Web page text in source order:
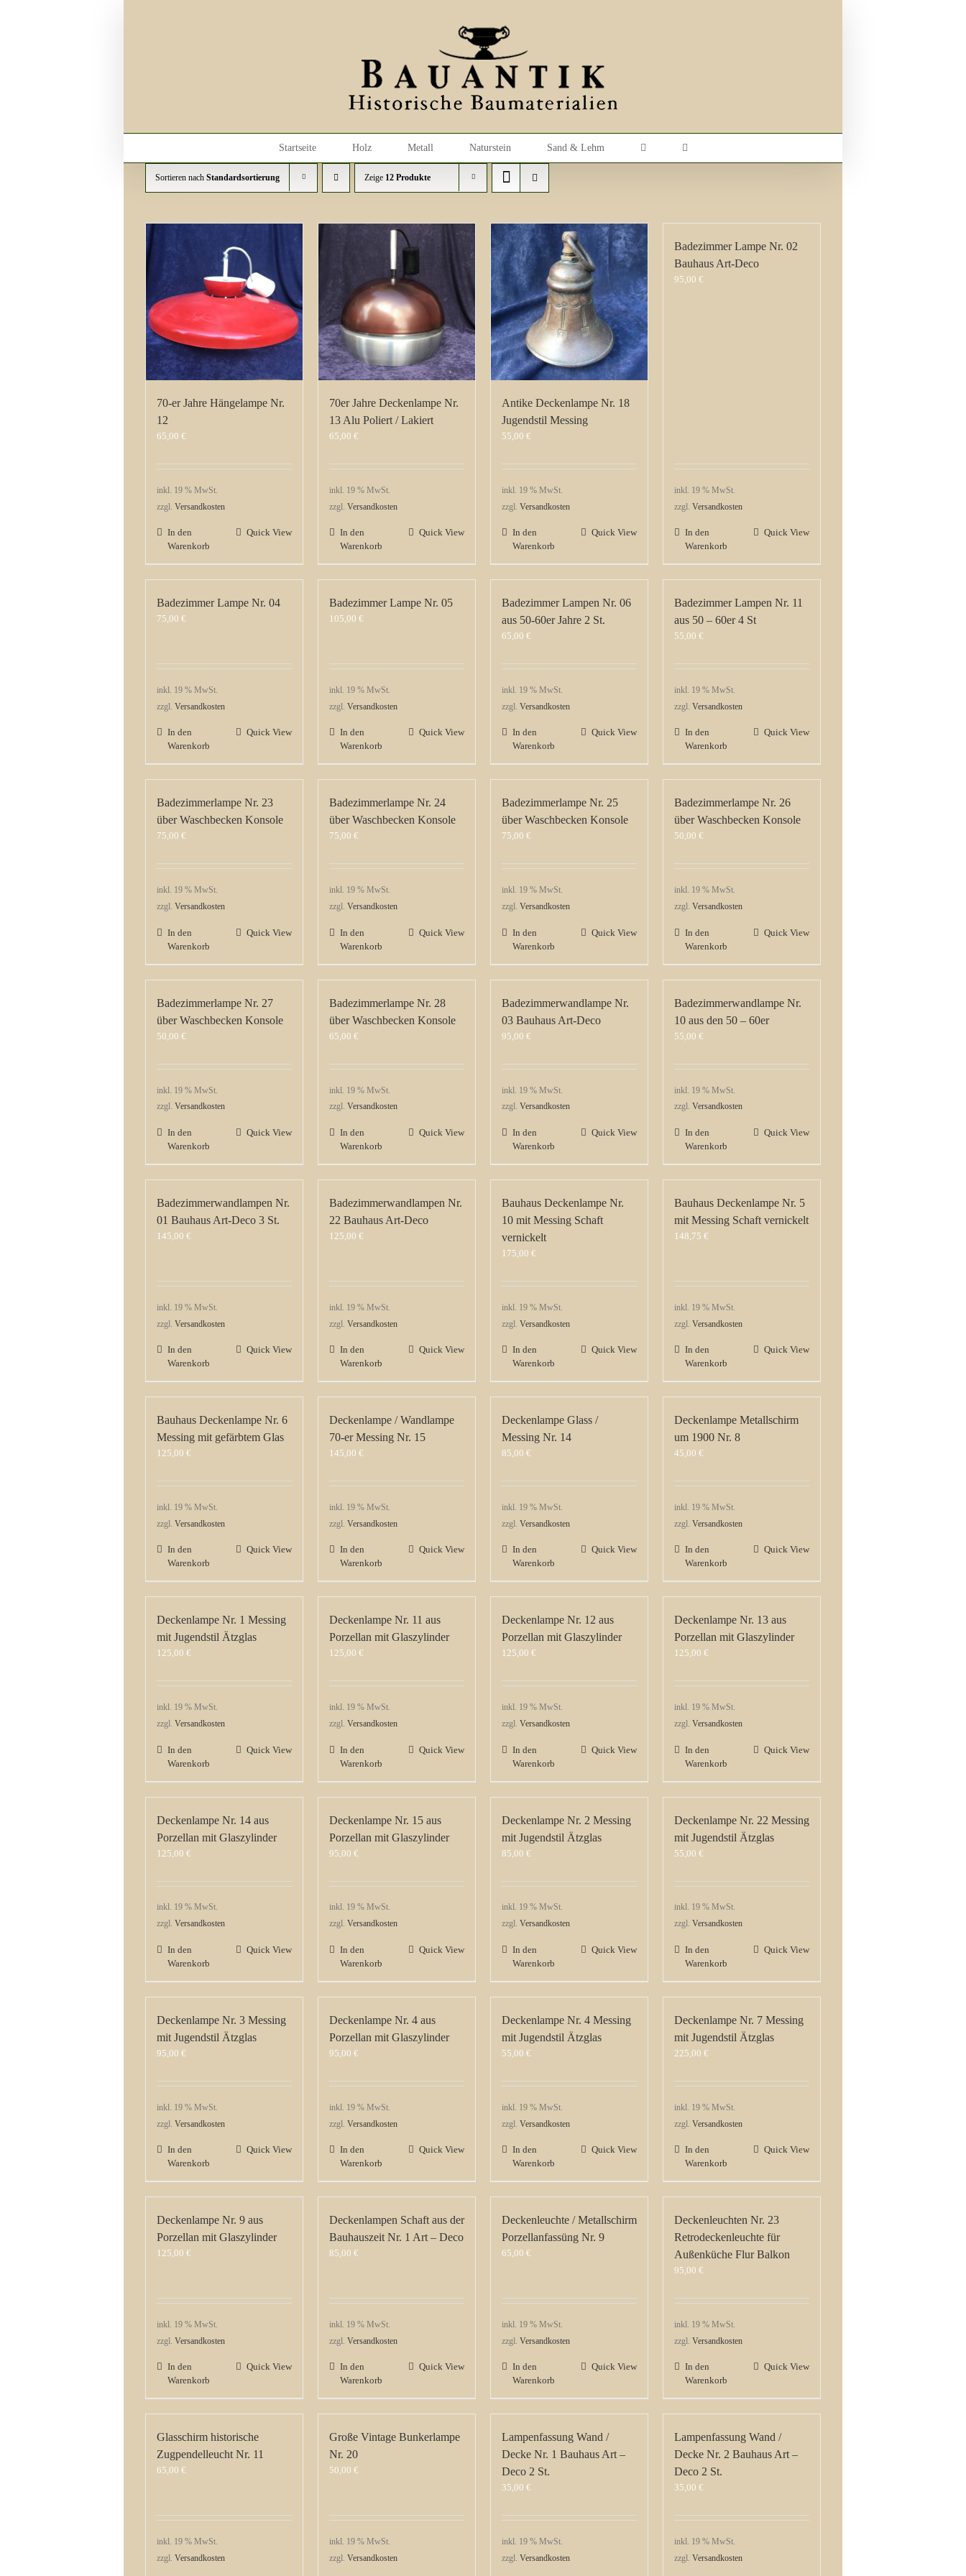
Startseite Holz Metall Naturstein Sand & Lehm
Sortieren nach Standardsortierung Zeige 12 Produkte
70-er Jahre Hängelampe Nr.
12
65,00 €
inkl. 19 % MwSt.
zzgl. Versandkosten
In den
Warenkorb
Quick View
70er Jahre Deckenlampe Nr.
13 Alu Poliert / Lakiert
65,00 €
inkl. 19 % MwSt.
zzgl. Versandkosten
In den
Warenkorb
Quick View
Antike Deckenlampe Nr. 18
Jugendstil Messing
55,00 €
inkl. 19 % MwSt.
zzgl. Versandkosten
In den
Warenkorb
Quick View
Badezimmer Lampe Nr. 02
Bauhaus Art-Deco
95,00 €
inkl. 19 % MwSt.
zzgl. Versandkosten
In den
Warenkorb
Quick View
Badezimmer Lampe Nr. 04
75,00 €
inkl. 19 % MwSt.
zzgl. Versandkosten
In den
Warenkorb
Quick View
Badezimmer Lampe Nr. 05
105,00 €
inkl. 19 % MwSt.
zzgl. Versandkosten
In den
Warenkorb
Quick View
Badezimmer Lampen Nr. 06
aus 50-60er Jahre 2 St.
65,00 €
inkl. 19 % MwSt.
zzgl. Versandkosten
In den
Warenkorb
Quick View
Badezimmer Lampen Nr. 11
aus 50 – 60er 4 St
55,00 €
inkl. 19 % MwSt.
zzgl. Versandkosten
In den
Warenkorb
Quick View
Badezimmerlampe Nr. 23
über Waschbecken Konsole
75,00 €
inkl. 19 % MwSt.
zzgl. Versandkosten
In den
Warenkorb
Quick View
Badezimmerlampe Nr. 24
über Waschbecken Konsole
75,00 €
inkl. 19 % MwSt.
zzgl. Versandkosten
In den
Warenkorb
Quick View
Badezimmerlampe Nr. 25
über Waschbecken Konsole
75,00 €
inkl. 19 % MwSt.
zzgl. Versandkosten
In den
Warenkorb
Quick View
Badezimmerlampe Nr. 26
über Waschbecken Konsole
50,00 €
inkl. 19 % MwSt.
zzgl. Versandkosten
In den
Warenkorb
Quick View
Badezimmerlampe Nr. 27
über Waschbecken Konsole
50,00 €
inkl. 19 % MwSt.
zzgl. Versandkosten
In den
Warenkorb
Quick View
Badezimmerlampe Nr. 28
über Waschbecken Konsole
65,00 €
inkl. 19 % MwSt.
zzgl. Versandkosten
In den
Warenkorb
Quick View
Badezimmerwandlampe Nr.
03 Bauhaus Art-Deco
95,00 €
inkl. 19 % MwSt.
zzgl. Versandkosten
In den
Warenkorb
Quick View
Badezimmerwandlampe Nr.
10 aus den 50 – 60er
55,00 €
inkl. 19 % MwSt.
zzgl. Versandkosten
In den
Warenkorb
Quick View
Badezimmerwandlampen Nr.
01 Bauhaus Art-Deco 3 St.
145,00 €
inkl. 19 % MwSt.
zzgl. Versandkosten
In den
Warenkorb
Quick View
Badezimmerwandlampen Nr.
22 Bauhaus Art-Deco
125,00 €
inkl. 19 % MwSt.
zzgl. Versandkosten
In den
Warenkorb
Quick View
Bauhaus Deckenlampe Nr.
10 mit Messing Schaft
vernickelt
175,00 €
inkl. 19 % MwSt.
zzgl. Versandkosten
In den
Warenkorb
Quick View
Bauhaus Deckenlampe Nr. 5
mit Messing Schaft vernickelt
148,75 €
inkl. 19 % MwSt.
zzgl. Versandkosten
In den
Warenkorb
Quick View
Bauhaus Deckenlampe Nr. 6
Messing mit gefärbtem Glas
125,00 €
inkl. 19 % MwSt.
zzgl. Versandkosten
In den
Warenkorb
Quick View
Deckenlampe / Wandlampe
70-er Messing Nr. 15
145,00 €
inkl. 19 % MwSt.
zzgl. Versandkosten
In den
Warenkorb
Quick View
Deckenlampe Glass /
Messing Nr. 14
85,00 €
inkl. 19 % MwSt.
zzgl. Versandkosten
In den
Warenkorb
Quick View
Deckenlampe Metallschirm
um 1900 Nr. 8
45,00 €
inkl. 19 % MwSt.
zzgl. Versandkosten
In den
Warenkorb
Quick View
Deckenlampe Nr. 1 Messing
mit Jugendstil Ätzglas
125,00 €
inkl. 19 % MwSt.
zzgl. Versandkosten
In den
Warenkorb
Quick View
Deckenlampe Nr. 11 aus
Porzellan mit Glaszylinder
125,00 €
inkl. 19 % MwSt.
zzgl. Versandkosten
In den
Warenkorb
Quick View
Deckenlampe Nr. 12 aus
Porzellan mit Glaszylinder
125,00 €
inkl. 19 % MwSt.
zzgl. Versandkosten
In den
Warenkorb
Quick View
Deckenlampe Nr. 13 aus
Porzellan mit Glaszylinder
125,00 €
inkl. 19 % MwSt.
zzgl. Versandkosten
In den
Warenkorb
Quick View
Deckenlampe Nr. 14 aus
Porzellan mit Glaszylinder
125,00 €
inkl. 19 % MwSt.
zzgl. Versandkosten
In den
Warenkorb
Quick View
Deckenlampe Nr. 15 aus
Porzellan mit Glaszylinder
95,00 €
inkl. 19 % MwSt.
zzgl. Versandkosten
In den
Warenkorb
Quick View
Deckenlampe Nr. 2 Messing
mit Jugendstil Ätzglas
85,00 €
inkl. 19 % MwSt.
zzgl. Versandkosten
In den
Warenkorb
Quick View
Deckenlampe Nr. 22 Messing
mit Jugendstil Ätzglas
55,00 €
inkl. 19 % MwSt.
zzgl. Versandkosten
In den
Warenkorb
Quick View
Deckenlampe Nr. 3 Messing
mit Jugendstil Ätzglas
95,00 €
inkl. 19 % MwSt.
zzgl. Versandkosten
In den
Warenkorb
Quick View
Deckenlampe Nr. 4 aus
Porzellan mit Glaszylinder
95,00 €
inkl. 19 % MwSt.
zzgl. Versandkosten
In den
Warenkorb
Quick View
Deckenlampe Nr. 4 Messing
mit Jugendstil Ätzglas
55,00 €
inkl. 19 % MwSt.
zzgl. Versandkosten
In den
Warenkorb
Quick View
Deckenlampe Nr. 7 Messing
mit Jugendstil Ätzglas
225,00 €
inkl. 19 % MwSt.
zzgl. Versandkosten
In den
Warenkorb
Quick View
Deckenlampe Nr. 9 aus
Porzellan mit Glaszylinder
125,00 €
inkl. 19 % MwSt.
zzgl. Versandkosten
In den
Warenkorb
Quick View
Deckenlampen Schaft aus der
Bauhauszeit Nr. 1 Art – Deco
85,00 €
inkl. 19 % MwSt.
zzgl. Versandkosten
In den
Warenkorb
Quick View
Deckenleuchte / Metallschirm
Porzellanfassüng Nr. 9
65,00 €
inkl. 19 % MwSt.
zzgl. Versandkosten
In den
Warenkorb
Quick View
Deckenleuchten Nr. 23
Retrodeckenleuchte für
Außenküche Flur Balkon
95,00 €
inkl. 19 % MwSt.
zzgl. Versandkosten
In den
Warenkorb
Quick View
Glasschirm historische
Zugpendelleucht Nr. 11
65,00 €
inkl. 19 % MwSt.
zzgl. Versandkosten
Große Vintage Bunkerlampe
Nr. 20
50,00 €
inkl. 19 % MwSt.
zzgl. Versandkosten
Lampenfassung Wand /
Decke Nr. 1 Bauhaus Art –
Deco 2 St.
35,00 €
inkl. 19 % MwSt.
zzgl. Versandkosten
Lampenfassung Wand /
Decke Nr. 2 Bauhaus Art –
Deco 2 St.
35,00 €
inkl. 19 % MwSt.
zzgl. Versandkosten